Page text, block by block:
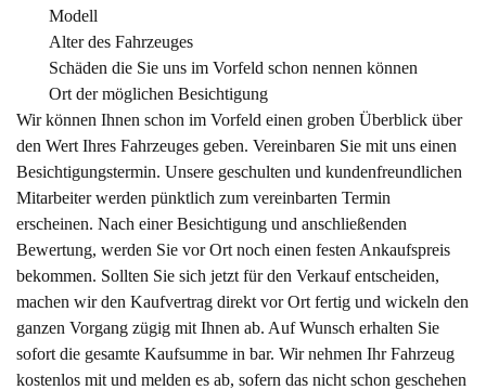
Modell
Alter des Fahrzeuges
Schäden die Sie uns im Vorfeld schon nennen können
Ort der möglichen Besichtigung
Wir können Ihnen schon im Vorfeld einen groben Überblick über
den Wert Ihres Fahrzeuges geben. Vereinbaren Sie mit uns einen
Besichtigungstermin. Unsere geschulten und kundenfreundlichen
Mitarbeiter werden pünktlich zum vereinbarten Termin
erscheinen. Nach einer Besichtigung und anschließenden
Bewertung, werden Sie vor Ort noch einen festen Ankaufspreis
bekommen. Sollten Sie sich jetzt für den Verkauf entscheiden,
machen wir den Kaufvertrag direkt vor Ort fertig und wickeln den
ganzen Vorgang zügig mit Ihnen ab. Auf Wunsch erhalten Sie
sofort die gesamte Kaufsumme in bar. Wir nehmen Ihr Fahrzeug
kostenlos mit und melden es ab, sofern das nicht schon geschehen